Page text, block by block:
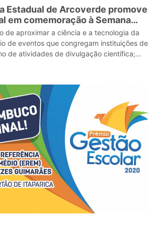
Estadual de Arcoverde promove
em comemoração à Semana
e Tecnologia
de aproximar a ciência e a tecnologia da
de eventos que congregam instituições de
de atividades de divulgação científica;